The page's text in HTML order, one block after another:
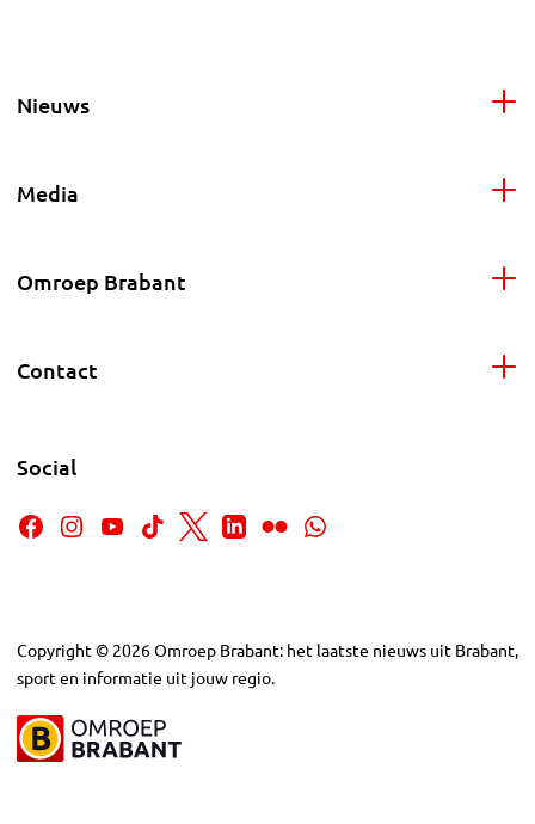
Nieuws
Media
Omroep Brabant
Contact
Social
Copyright © 2026Omroep Brabant: het laatste nieuws uit Brabant,
sport en informatie uit jouw regio.